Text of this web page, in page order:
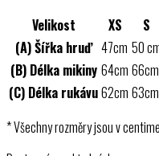
Velikost XS S
(A) Šířka hruď 47cm 50
(B) Délka mikiny 64cm 66cm
(C) Délka rukávu62cm 63cm
* Všechny rozměry jsou v